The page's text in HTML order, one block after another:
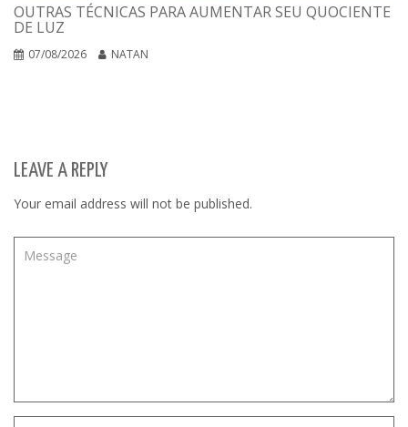
OUTRAS TÉCNICAS PARA AUMENTAR SEU QUOCIENTE
DE LUZ
07/08/2026 NATAN
LEAVE A REPLY
Your email address will not be published.